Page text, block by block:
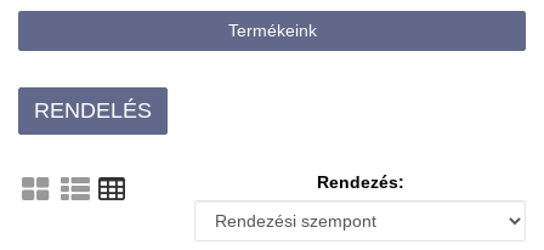
Termékeink
RENDELÉS
Rendezés: